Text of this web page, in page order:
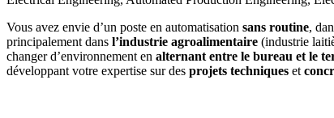
Vous avez envie d’un poste en automatisation sans routine,
principalement dans l’industrie agroalimentaire (industrie
changer d’environnement en alternant entre le bureau et le
développant votre expertise sur des projets techniques et